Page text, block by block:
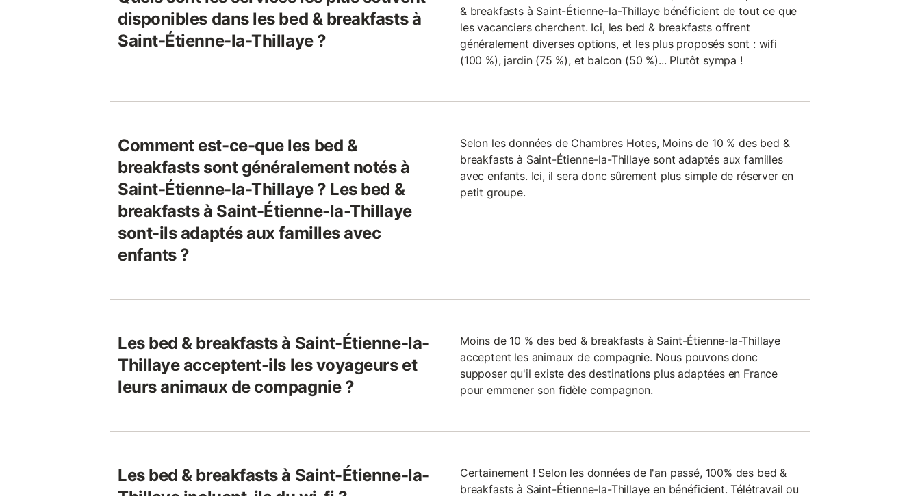
disponibles dans les bed & breakfasts à
Saint-Étienne-la-Thillaye ?
& breakfasts à Saint-Étienne-la-Thillaye bénéficient de tout ce que
les vacanciers cherchent. Ici, les bed & breakfasts offrent
généralement diverses options, et les plus proposés sont : wifi
(100 %), jardin (75 %), et balcon (50 %)... Plutôt sympa !
Comment est-ce-que les bed &
breakfasts sont généralement notés à
Saint-Étienne-la-Thillaye ? Les bed &
breakfasts à Saint-Étienne-la-Thillaye
sont-ils adaptés aux familles avec
enfants ?
Selon les données de Chambres Hotes, Moins de 10 % des bed &
breakfasts à Saint-Étienne-la-Thillaye sont adaptés aux familles
avec enfants. Ici, il sera donc sûrement plus simple de réserver en
petit groupe.
Les bed & breakfasts à Saint-Étienne-la-
Thillaye acceptent-ils les voyageurs et
leurs animaux de compagnie ?
Moins de 10 % des bed & breakfasts à Saint-Étienne-la-Thillaye
acceptent les animaux de compagnie. Nous pouvons donc
supposer qu'il existe des destinations plus adaptées en France
pour emmener son fidèle compagnon.
Les bed & breakfasts à Saint-Étienne-la-
Certainement ! Selon les données de l'an passé, 100% des bed &
breakfasts à Saint-Étienne-la-Thillaye en bénéficient. Télétravail ou